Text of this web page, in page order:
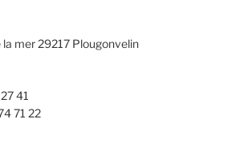
la mer29217 Plougonvelin
41
71 22